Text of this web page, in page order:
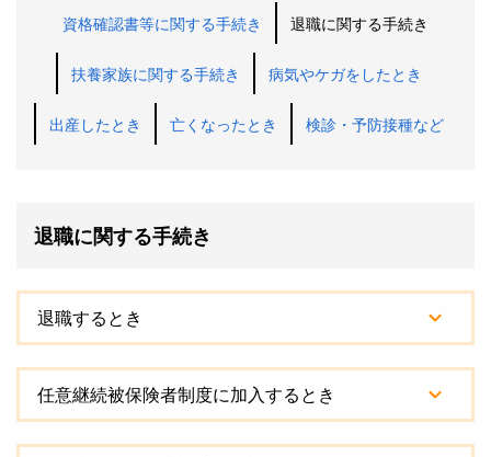
資格確認書等に関する手続き 退職に関する手続き
扶養家族に関する手続き 病気やケガをしたとき
出産したとき 亡くなったとき 検診・予防接種など
退職に関する手続き
退職するとき
任意継続被保険者制度に加入するとき